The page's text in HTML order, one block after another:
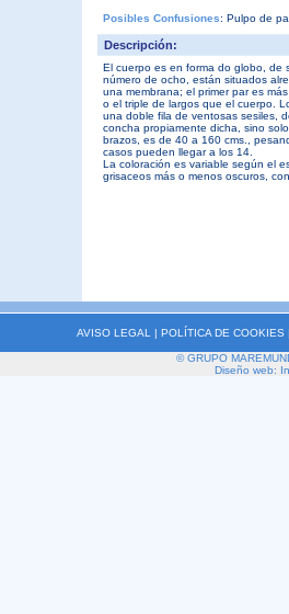
Posibles Confusiones: Pulpo de
Descripción:
El cuerpo es en forma do globo, de
número de ocho, están situados
una membrana; el primer par es
o el triple de largos que el cuerpo.
una doble fila de ventosas sesiles,
concha propiamente dicha, sino
brazos, es de 40 a 160 cms.,
casos pueden llegar a los 14.
La coloración es variable según el
grisaceos más o menos oscuros,
AVISO LEGAL | POLÍTICA DE COOKIES
© GRUPO
Diseño web: